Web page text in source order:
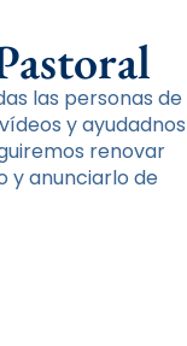
las personas de
y ayudadnos
renovar
y anunciarlo de